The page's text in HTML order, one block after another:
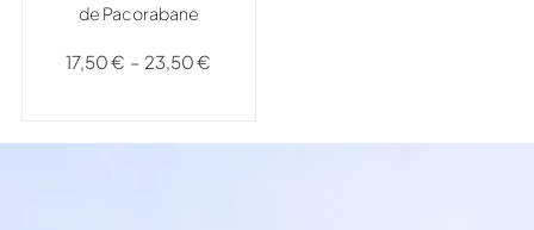
de Pacorabane
17,50€ – 23,50€